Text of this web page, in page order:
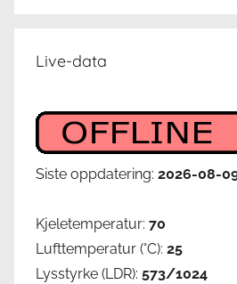
Live-data
Siste oppdatering: 2026-08-
Kjeletemperatur: 70
Lufttemperatur (°C): 25
Lysstyrke (LDR): 573/1024